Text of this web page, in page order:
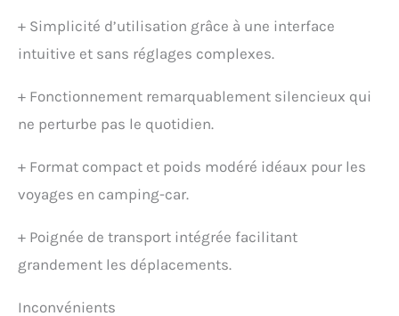
+ Simplicité d’utilisation grâce à une interface
intuitive et sans réglages complexes.
+ Fonctionnement remarquablement silencieux qui
ne perturbe pas le quotidien.
+ Format compact et poids modéré idéaux pour les
voyages en camping-car.
+ Poignée de transport intégrée facilitant
grandement les déplacements.
Inconvénients